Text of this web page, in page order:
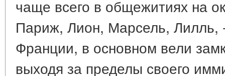
чаще всего в общежитиях на
Париж, Лион, Марсель, Лилль,
Франции, в основном вели
выходя за пределы своего